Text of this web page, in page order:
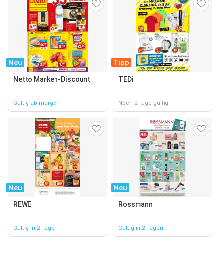
Neu
Netto Marken-Discount
Gültig ab morgen
Tipp
TEDi
Noch 2 Tage gültig
Neu
REWE
Gültig in 2 Tagen
Neu
Rossmann
Gültig in 2 Tagen